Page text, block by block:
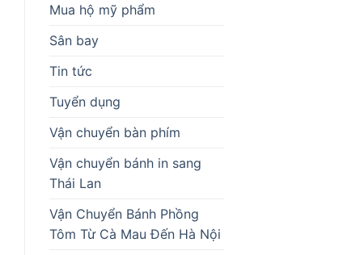
Mua hộ mỹ phẩm
Sân bay
Tin tức
Tuyển dụng
Vận chuyển bàn phím
Vận chuyển bánh in sang
Thái Lan
Vận Chuyển Bánh Phồng
Tôm Từ Cà Mau Đến Hà Nội